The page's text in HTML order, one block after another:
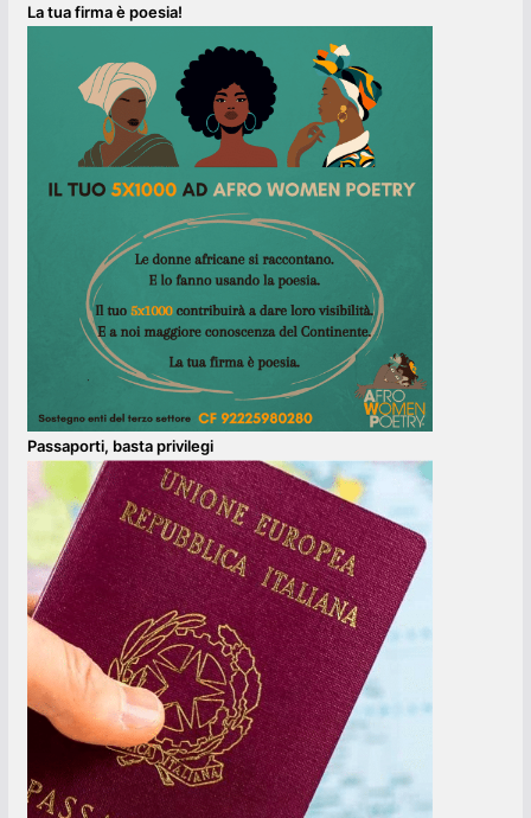
La tua firma è poesia!
Passaporti, basta privilegi